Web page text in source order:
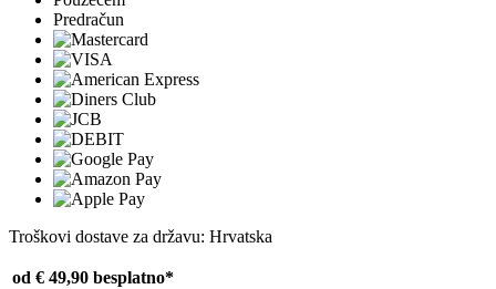
Predračun
Troškovi dostave za državu: Hrvatska
od € 49,90 besplatno*